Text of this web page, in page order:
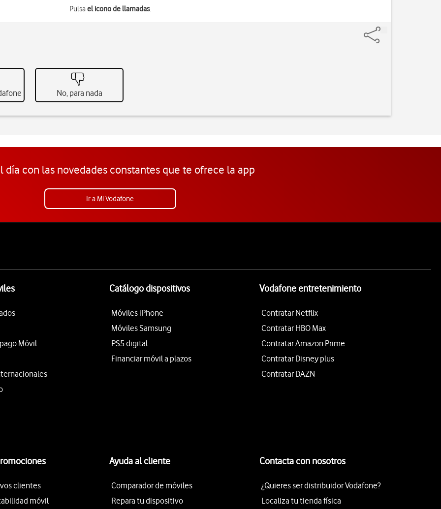
Pulsael icono de llamadas.
No, para nada
día con las novedades constantes que te ofrece la app
Ir a Mi Vodafone
Móvil
Catálogo dispositivos
Móviles iPhone
Móviles Samsung
PS5 digital
Financiar móvil a plazos
Vodafone entretenimiento
Contratar Netflix
Contratar HBO Max
Contratar Amazon Prime
Contratar Disney plus
Contratar DAZN
clientes
móvil
Ayuda al cliente
Comparador de móviles
Repara tu dispositivo
Contacta con nosotros
¿Quieres ser distribuidor Vodafone?
Localiza tu tienda física